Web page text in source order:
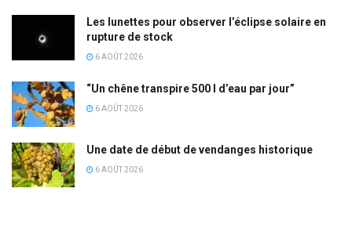
Les lunettes pour observer l’éclipse solaire en
rupture de stock
6 AOÛT 2026
“Un chêne transpire 500 l d’eau par jour”
6 AOÛT 2026
Une date de début de vendanges historique
6 AOÛT 2026